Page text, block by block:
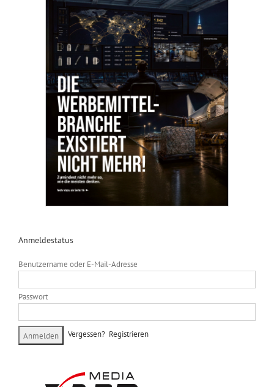
Anmeldestatus
Benutzername oder E-Mail-Adresse
Passwort
Vergessen? Registrieren